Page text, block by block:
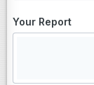
Your Report